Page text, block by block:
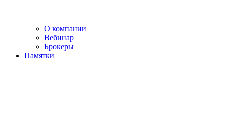
О компании
Вебинар
Брокеры
Памятки